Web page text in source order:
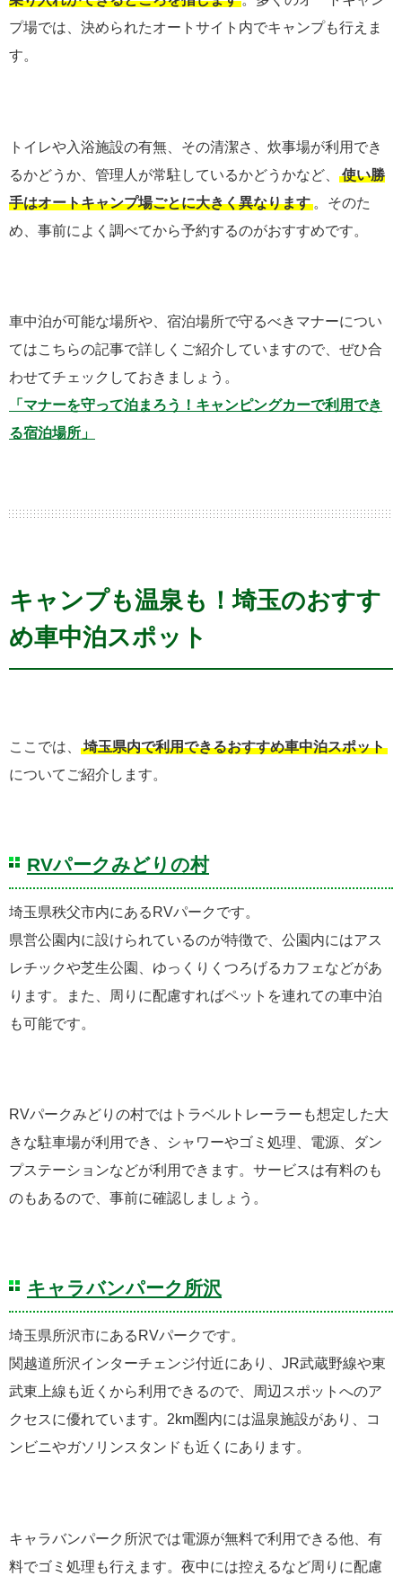
プ場では、決められたオートサイト内でキャンプも行えま
す。
トイレや入浴施設の有無、その清潔さ、炊事場が利用でき
るかどうか、管理人が常駐しているかどうかなど、
使い勝
手はオートキャンプ場ごとに大きく異なります 。そのた
め、事前によく調べてから予約するのがおすすめです。
車中泊が可能な場所や、宿泊場所で守るべきマナーについ
てはこちらの記事で詳しくご紹介していますので、ぜひ合
わせてチェックしておきましょう。
「マナーを守って泊まろう！キャンピングカーで利用でき
る宿泊場所」
キャンプも温泉も！埼玉のおすす
め車中泊スポット
ここでは、
埼玉県内で利用できるおすすめ車中泊スポット
についてご紹介します。
RVパークみどりの村
埼玉県秩父市内にあるRVパークです。
県営公園内に設けられているのが特徴で、公園内にはアス
レチックや芝生公園、ゆっくりくつろげるカフェなどがあ
ります。また、周りに配慮すればペットを連れての車中泊
も可能です。
RVパークみどりの村ではトラベルトレーラーも想定した大
きな駐車場が利用でき、シャワーやゴミ処理、電源、ダン
プステーションなどが利用できます。サービスは有料のも
のもあるので、事前に確認しましょう。
キャラバンパーク所沢
埼玉県所沢市にあるRVパークです。
関越道所沢インターチェンジ付近にあり、JR武蔵野線や東
武東上線も近くから利用できるので、周辺スポットへのア
クセスに優れています。2km圏内には温泉施設があり、コ
ンビニやガソリンスタンドも近くにあります。
キャラバンパーク所沢では電源が無料で利用できる他、有
料でゴミ処理も行えます。夜中には控えるなど周りに配慮